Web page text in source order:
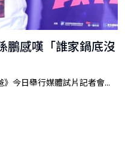
鵬感嘆「誰家鍋底沒
今日舉行媒體試片記者會...